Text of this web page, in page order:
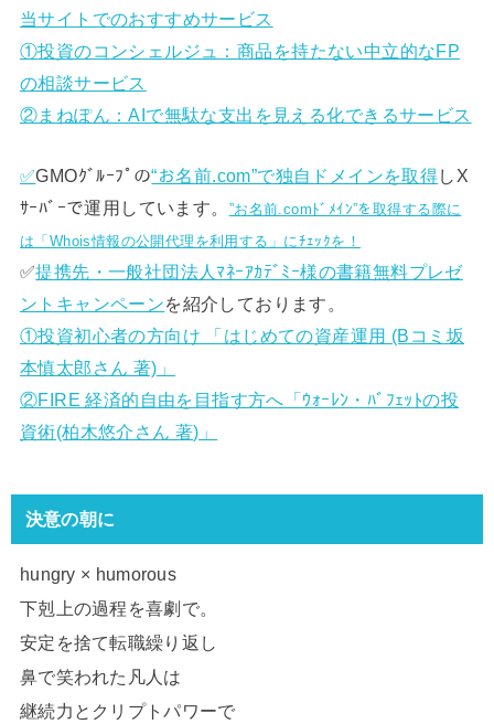
当サイトでのおすすめサービス
①投資のコンシェルジュ：商品を持たない中立的なFP
の相談サービス
②まねぽん：AIで無駄な支出を見える化できるサービス
✅GMOｸﾞﾙｰﾌﾟの“お名前.com”で独自ドメインを取得しX
ｻｰﾊﾞｰで運用しています。 ”お名前.comﾄﾞﾒｲﾝ”を取得する際に
は「Whois情報の公開代理を利用する」にﾁｪｯｸを！
✅提携先・一般社団法人ﾏﾈｰｱｶﾃﾞﾐｰ様の書籍無料プレゼ
ントキャンペーンを紹介しております。
①投資初心者の方向け 「はじめての資産運用 (Bコミ坂
本慎太郎さん 著)」
②FIRE 経済的自由を目指す方へ「ｳｫｰﾚﾝ・ﾊﾞﾌｪｯﾄの投
資術(柏木悠介さん 著)」
決意の朝に
hungry × humorous
下剋上の過程を喜劇で。
安定を捨て転職繰り返し
鼻で笑われた凡人は
継続力とクリプトパワーで